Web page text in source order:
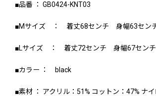
■品番 ： GB0424-KNT03
■Mサイズ ： 着丈68センチ 身幅63セン
■Lサイズ ： 着丈72センチ 身幅67セン
■カラー ： black
■素材 ： アクリル：51% コットン：47% ナ